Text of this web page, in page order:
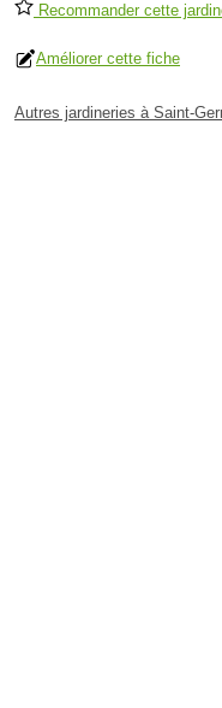
Recommander cette
Améliorer cette fiche
Autres jardineries à Saint-